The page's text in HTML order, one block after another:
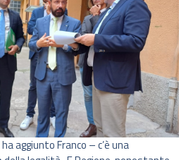
aggiunto Franco – c’è una